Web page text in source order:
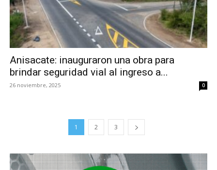
Anisacate: inauguraron una obra para
brindar seguridad vial al ingreso a...
26 noviembre, 2025 0
1 2 3